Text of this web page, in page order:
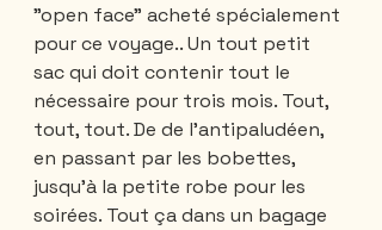
"open face" acheté spécialement
pour ce voyage.. Un tout petit
sac qui doit contenir tout le
nécessaire pour trois mois. Tout,
tout, tout. De de l'antipaludéen,
en passant par les bobettes,
jusqu'à la petite robe pour les
soirées. Tout ça dans un bagage